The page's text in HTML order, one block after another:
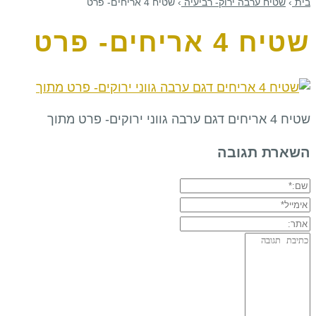
שטיח 4 אריחים- פרט
שטיח 4 אריחים דגם ערבה גווני ירוקים- פרט מתוך
השארת תגובה
שם:*
אימייל*
אתר:
תגובה: